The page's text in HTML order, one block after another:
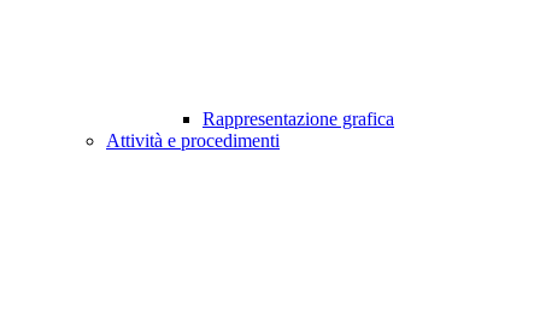
Rappresentazione grafica
Attività e procedimenti